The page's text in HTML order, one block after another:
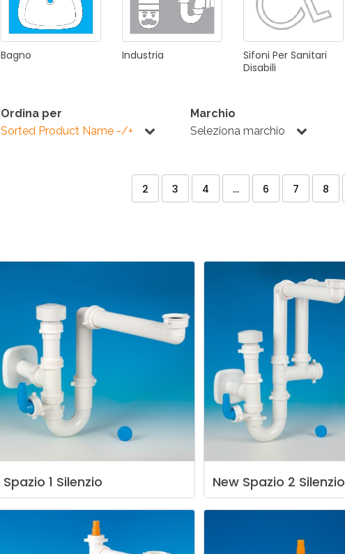
Bagno Industria Sifoni Per Sanitari
Disabili
Ordina per
Sorted Product Name -/+
Marchio
Seleziona marchio
2 3 4 ... 6 7 8
Spazio 1 Silenzio New Spazio 2 Silenzio